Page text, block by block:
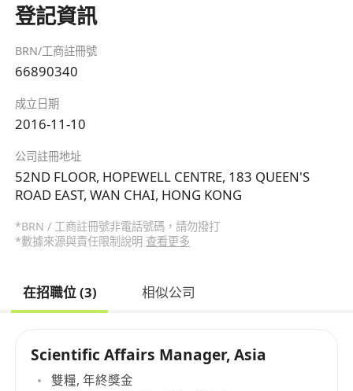
登記資訊
BRN/工商註冊號
66890340
成立日期
2016-11-10
公司註冊地址
52ND FLOOR, HOPEWELL CENTRE, 183 QUEEN'S
ROAD EAST, WAN CHAI, HONG KONG
*BRN / 工商註冊號非電話號碼，請勿撥打
*數據來源與責任限制說明 查看更多
在招職位 (3) 相似公司
Scientific Affairs Manager, Asia
雙糧, 年終獎金